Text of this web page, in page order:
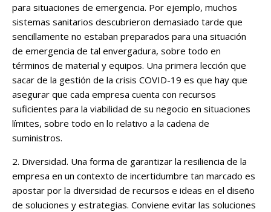
para situaciones de emergencia. Por ejemplo, muchos
sistemas sanitarios descubrieron demasiado tarde que
sencillamente no estaban preparados para una situación
de emergencia de tal envergadura, sobre todo en
términos de material y equipos. Una primera lección que
sacar de la gestión de la crisis COVID-19 es que hay que
asegurar que cada empresa cuenta con recursos
suficientes para la viabilidad de su negocio en situaciones
límites, sobre todo en lo relativo a la cadena de
suministros.
2. Diversidad. Una forma de garantizar la resiliencia de la
empresa en un contexto de incertidumbre tan marcado es
apostar por la diversidad de recursos e ideas en el diseño
de soluciones y estrategias. Conviene evitar las soluciones